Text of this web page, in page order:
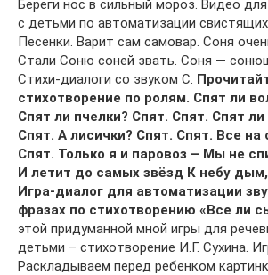
Береги нос в сильный мороз. Видео
с детьми по автоматизации
Песенки. Варит сам самовар. Соня
Стали Соню соней звать. Соня —
Стихи-диалоги со звуком С.
стихотворение по ролям. Спят ли
Спят ли пчелки? Спят. Спят. Спят ли
Спят. А лисички? Спят. Спят. Все на
Спят. Только я и паровоз – Мы не
И летит до самых звёзд К небу
Игра-диалог для автоматизации
фразах по стихотворению «Все ли
этой придуманной мной игры для
детьми – стихотворение И.Г. Сухина.
Раскладываем перед ребенком